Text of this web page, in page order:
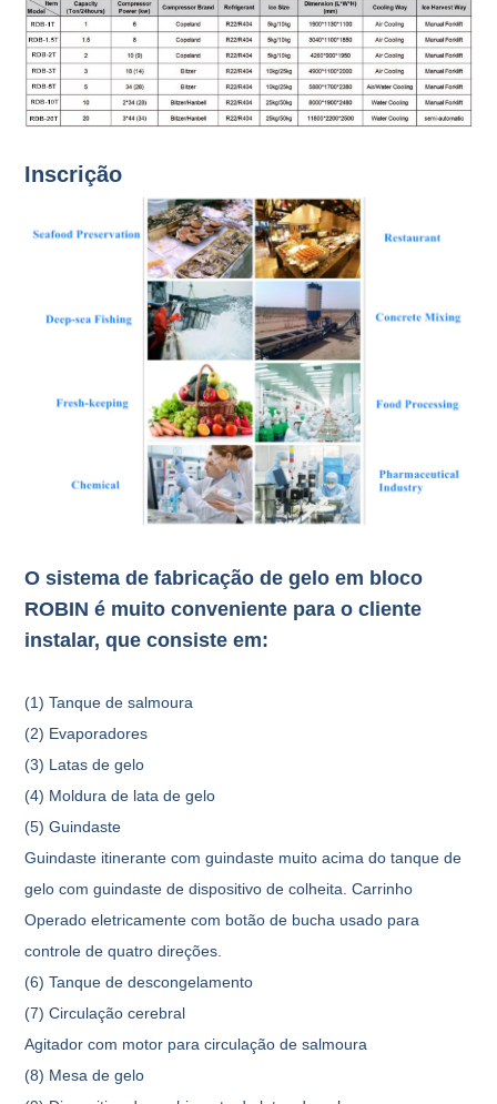
Inscrição
O sistema de fabricação de gelo em bloco
ROBIN é muito conveniente para o cliente
instalar, que consiste em:
(1) Tanque de salmoura
(2) Evaporadores
(3) Latas de gelo
(4) Moldura de lata de gelo
(5) Guindaste
Guindaste itinerante com guindaste muito acima do tanque de
gelo com guindaste de dispositivo de colheita. Carrinho
Operado eletricamente com botão de bucha usado para
controle de quatro direções.
(6) Tanque de descongelamento
(7) Circulação cerebral
Agitador com motor para circulação de salmoura
(8) Mesa de gelo